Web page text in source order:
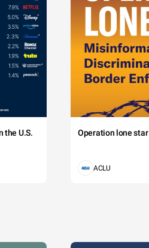
the U.S. Operation lone star
ACLU